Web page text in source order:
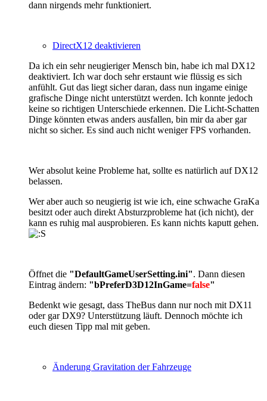
dann nirgends mehr funktioniert.
DirectX12 deaktivieren
Da ich ein sehr neugieriger Mensch bin, habe ich mal DX12
deaktiviert. Ich war doch sehr erstaunt wie flüssig es sich
anfühlt. Gut das liegt sicher daran, dass nun ingame einige
grafische Dinge nicht unterstützt werden. Ich konnte jedoch
keine so richtigen Unterschiede erkennen. Die Licht-Schatten
Dinge könnten etwas anders ausfallen, bin mir da aber gar
nicht so sicher. Es sind auch nicht weniger FPS vorhanden.
Wer absolut keine Probleme hat, sollte es natürlich auf DX12
belassen.
Wer aber auch so neugierig ist wie ich, eine schwache GraKa
besitzt oder auch direkt Absturzprobleme hat (ich nicht), der
kann es ruhig mal ausprobieren. Es kann nichts kaputt gehen.
Öffnet die "DefaultGameUserSetting.ini". Dann diesen
Eintrag ändern: "bPreferD3D12InGame=false"
Bedenkt wie gesagt, dass TheBus dann nur noch mit DX11
oder gar DX9? Unterstützung läuft. Dennoch möchte ich
euch diesen Tipp mal mit geben.
Änderung Gravitation der Fahrzeuge